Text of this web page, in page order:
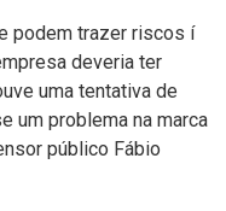
podem trazer riscos í
deveria ter
uma tentativa de
um problema na marca
público Fábio